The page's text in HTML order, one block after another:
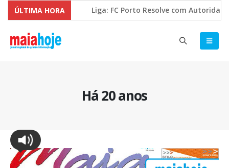
ÚLTIMA HORA Liga: FC Porto Resolve com Autoridade e
Comissão Europeia quer ouvir as PME’s
Há 20 anos